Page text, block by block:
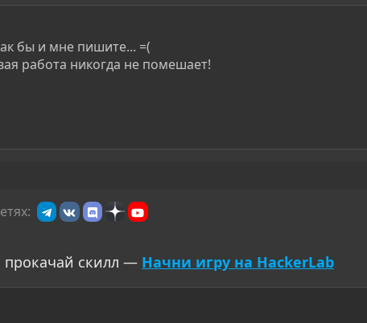
бы и мне пишите... =(
работа никогда не помешает!
прокачай скилл — Начни игру на HackerLab